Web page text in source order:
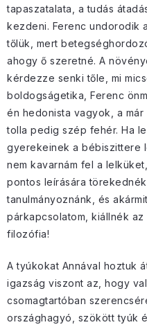
tapaszatalata, a tudás
kezdeni. Ferenc undorodik
tőlük, mert
ahogy ő szeretné. A
kérdezze senki tőle, mi
boldogságetika, Ferenc
én hedonista vagyok, a
tolla pedig szép fehér. Ha
gyerekeinek a bébiszittere
nem kavarnám fel a
pontos leírására
tanulmányoznánk, és
párkapcsolatom, kiállnék az
filozófia!
A tyúkokat Annával hoztuk
igazság viszont az, hogy
csomagtartóban
országhagyó, szökött tyúk